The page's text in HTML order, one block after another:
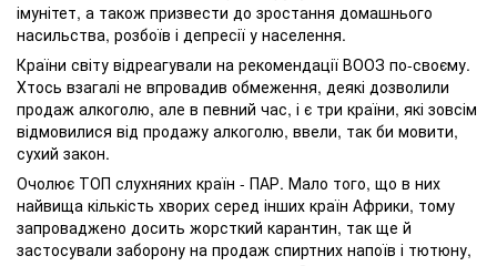
імунітет, а також призвести до зростання домашнього
насильства, розбоїв і депресії у населення.
Країни світу відреагували на рекомендації ВООЗ по-своєму.
Хтось взагалі не впровадив обмеження, деякі дозволили
продаж алкоголю, але в певний час, і є три країни, які зовсім
відмовилися від продажу алкоголю, ввели, так би мовити,
сухий закон.
Очолює ТОП слухняних країн - ПАР. Мало того, що в них
найвища кількість хворих серед інших країн Африки, тому
запроваджено досить жорсткий карантин, так ще й
застосували заборону на продаж спиртних напоїв і тютюну,